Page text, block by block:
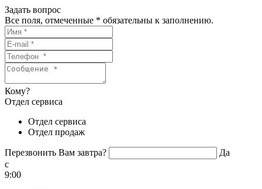
Задать вопрос
Все поля, отмеченные * обязательны к заполнению.
Кому?
Отдел сервиса
Отдел сервиса
Отдел продаж
Перезвонить Вам завтра?
Да
c
9:00